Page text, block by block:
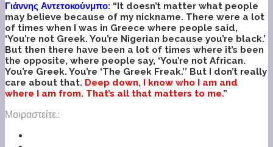
Γιάννης Αντετοκούνμπο: “It doesn’t matter what people
may believe because of my nickname. There were a lot
of times when I was in Greece where people said,
‘You’re not Greek. You’re Nigerian because you’re black.’
But then there have been a lot of times where it’s been
the opposite, where people say, ‘You’re not African.
You’re Greek. You’re ‘The Greek Freak.’’ But I don’t really
care about that. Deep down, I know who I am and
where I am from. That’s all that matters to me.”
Μοιραστείτε.: